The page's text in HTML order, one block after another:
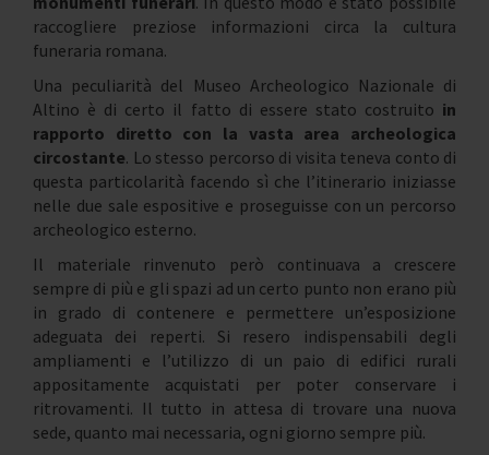
raccogliere preziose informazioni circa la cultura
funeraria romana.
Una peculiarità del Museo Archeologico Nazionale di
Altino è di certo il fatto di essere stato costruito in
rapporto diretto con la vasta area archeologica
circostante. Lo stesso percorso di visita teneva conto di
questa particolarità facendo sì che l’itinerario iniziasse
nelle due sale espositive e proseguisse con un percorso
archeologico esterno.
Il materiale rinvenuto però continuava a crescere
sempre di più e gli spazi ad un certo punto non erano più
in grado di contenere e permettere un’esposizione
adeguata dei reperti. Si resero indispensabili degli
ampliamenti e l’utilizzo di un paio di edifici rurali
appositamente acquistati per poter conservare i
ritrovamenti. Il tutto in attesa di trovare una nuova
sede, quanto mai necessaria, ogni giorno sempre più.